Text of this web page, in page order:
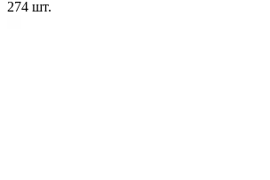
274 шт.